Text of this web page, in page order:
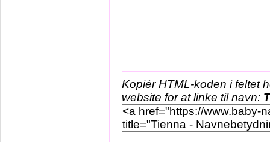
Kopiér HTML-koden i feltet
website for at linke til navn: